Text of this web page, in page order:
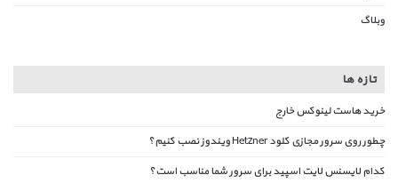
وبلاگ
تازه ها
خرید هاست لینوکس خارج
چطور روی سرور مجازی کلود Hetzner ویندوز نصب کنیم؟
کدام لایسنس لایت اسپید برای سرور شما مناسب است؟